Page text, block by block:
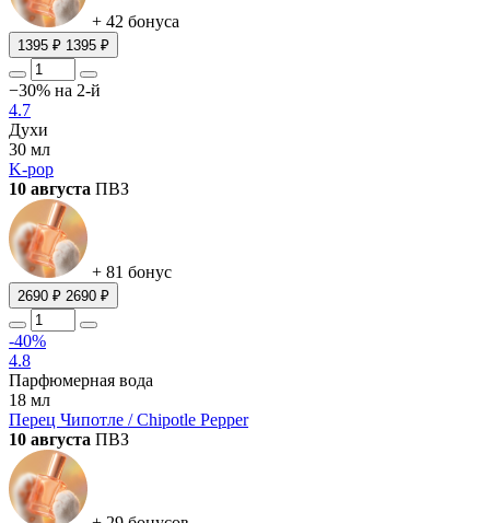
+ 42 бонуса
1395 ₽ 1395 ₽
−30% на 2-й
4.7
Духи
30 мл
K-pop
10 августа ПВЗ
+ 81 бонус
2690 ₽ 2690 ₽
-40%
4.8
Парфюмерная вода
18 мл
Перец Чипотле / Chipotle Pepper
10 августа ПВЗ